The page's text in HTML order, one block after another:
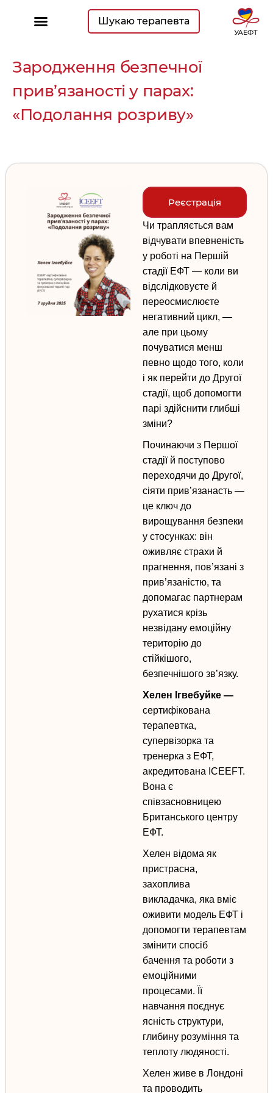
Шукаю терапевта
Зародження безпечної
прив’язаності у парах:
«Подолання розриву»
Реєстрація
Чи трапляється вам
відчувати впевненість
у роботі на Першій
стадії ЕФТ — коли ви
відслідковуєте й
переосмислюєте
негативний цикл, —
але при цьому
почуватися менш
певно щодо того, коли
і як перейти до Другої
стадії, щоб допомогти
парі здійснити глибші
зміни?
Починаючи з Першої
стадії й поступово
переходячи до Другої,
сіяти прив’язанасть —
це ключ до
вирощування безпеки
у стосунках: він
оживляє страхи й
прагнення, пов’язані з
прив’язаністю, та
допомагає партнерам
рухатися крізь
незвідану емоційну
територію до
стійкішого,
безпечнішого зв’язку.
Хелен Ігвебуйке —
сертифікована
терапевтка,
супервізорка та
тренерка з ЕФТ,
акредитована ICEEFT.
Вона є
співзасновницею
Британського центру
ЕФТ.
Хелен відома як
пристрасна,
захоплива
викладачка, яка вміє
оживити модель ЕФТ і
допомогти терапевтам
змінити спосіб
бачення та роботи з
емоційними
процесами. Її
навчання поєднує
ясність структури,
глибину розуміння та
теплоту людяності.
Хелен живе в Лондоні
та проводить